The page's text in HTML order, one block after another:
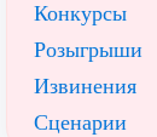
Конкурсы
Розыгрыши
Извинения
Сценарии